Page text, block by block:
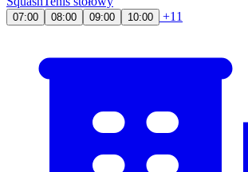
07:00 08:00 09:00 10:00 +11